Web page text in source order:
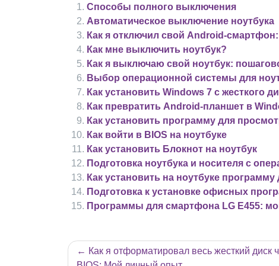
Способы полного выключения
Автоматическое выключение ноутбука
Как я отключил свой Android-
Как мне выключить ноутбук?
Как я выключаю свой ноутбук:
Выбор операционной системы для
Как установить Windows 7 с жесткого
Как превратить Android-планшет в
Как установить программу для
Как войти в BIOS на ноутбуке
Как установить Блокнот на ноутбук
Подготовка ноутбука и носителя с
Как установить на ноутбуке программу
Подготовка к установке офисных
Программы для смартфона LG E455:
Навигация
Как я отформатировал весь жесткий диск